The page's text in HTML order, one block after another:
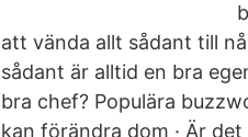
att vända allt sådant till
sådant är alltid en bra
bra chef? Populära
kan förändra dom · Är